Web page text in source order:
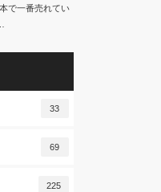
で一番売れてい
33
69
225